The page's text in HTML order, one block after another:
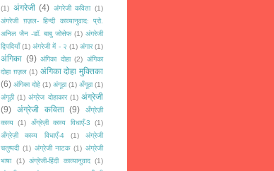
(1) अंगरेजी (4) अंगरेजी कविता (1)
अंगरेजी ग़ज़ल- हिन्दी काव्यानुवाद: प्रो.
अनिल जैन -डॉ. बाबु जोसेफ (1) अंगरेजी
द्विपदियाँ (1) अंगरेजी में - २ (1) अंगार (1)
अंगिका (9) अंगिका दोहा (2) अंगिका
दोहा ग़ज़ल (1) अंगिका दोहा मुक्तिका
(6) अंगिका दोहे (1) अंगूठा (1) अँगूठा (1)
अंगूठी (1) अंग्रेज दोहाकार (1) अंग्रेजी
(9)
अंग्रेजी कविता (9)
अँग्रेज़ी
काव्य (1) अँग्रेज़ी काव्य विधाएँ-3
(1)
अँग्रेज़ी काव्य विधाएँ-4
(1)
अंग्रेजी
चतुष्पदी (1) अंग्रेजी नाटक (1) अंग्रेजी
भाषा
(1) अंग्रेजी-हिंदी काव्यानुवाद (1)